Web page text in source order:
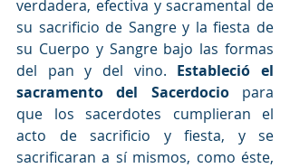
verdadera, efectiva y sacramental de
su sacrificio de Sangre y la fiesta de
su Cuerpo y Sangre bajo las formas
del pan y del vino. Estableció el
sacramento del Sacerdocio para
que los sacerdotes cumplieran el
acto de sacrificio y fiesta, y se
sacrificaran a sí mismos, como éste,